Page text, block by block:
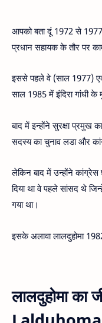
आपको बता दूं 1972 से
प्रधान सहायक के तौर पर
इससे पहले वे (साल 1977)
साल 1985 में इंदिरा गांधी
बाद में इन्होंने सुरक्षा
सदस्य का चुनाव लडा और
लेकिन बाद में उन्होंने
दिया था वे पहले सांसद थे
गया था।
इसके अलावा लालदुहोमा
लालदुहोमा का